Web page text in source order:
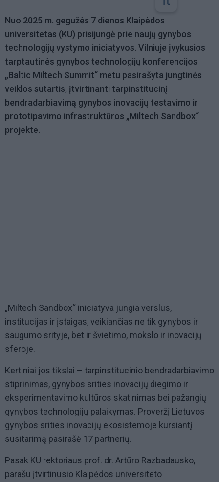
Nuo 2025 m. gegužės 7 dienos Klaipėdos
universitetas (KU) prisijungė prie naujų gynybos
technologijų vystymo iniciatyvos. Vilniuje įvykusios
tarptautinės gynybos technologijų konferencijos
„Baltic Miltech Summit“ metu pasirašyta jungtinės
veiklos sutartis, įtvirtinanti tarpinstitucinį
bendradarbiavimą gynybos inovacijų testavimo ir
prototipavimo infrastruktūros „Miltech Sandbox“
projekte.
„Miltech Sandbox“ iniciatyva jungia verslus,
institucijas ir įstaigas, veikiančias ne tik gynybos ir
saugumo srityje, bet ir švietimo, mokslo ir inovacijų
sferoje.
Kertiniai jos tikslai – tarpinstitucinio bendradarbiavimo
stiprinimas, gynybos srities inovacijų diegimo ir
eksperimentavimo kultūros skatinimas bei pažangių
gynybos technologijų palaikymas. Proveržį Lietuvos
gynybos srities inovacijų ekosistemoje kursiantį
susitarimą pasirašė 17 partnerių.
Pasak KU rektoriaus prof. dr. Artūro Razbadausko,
parašu įtvirtinusio Klaipėdos universiteto